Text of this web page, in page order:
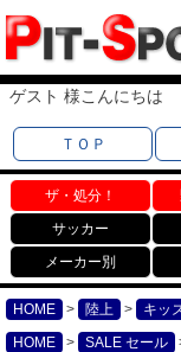
ゲスト 様こんにちは
ＴＯＰ
ザ・処分！
サッカー
メーカー別
HOME 陸上 キッ
HOME
SALE セール